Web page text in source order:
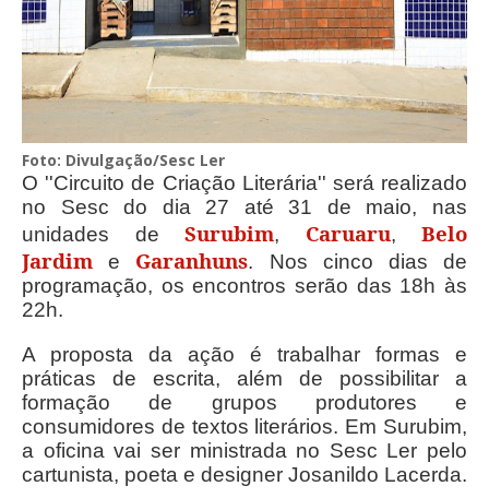
Foto: Divulgação/Sesc Ler
O ''Circuito de Criação Literária'' será realizado
no Sesc do dia 27 até 31 de maio, nas
unidades de Surubim, Caruaru, Belo
Jardim e Garanhuns. Nos cinco dias de
programação, os encontros serão das 18h às
22h.
A proposta da ação é trabalhar formas e
práticas de escrita, além de possibilitar a
formação de grupos produtores e
consumidores de textos literários. Em Surubim,
a oficina vai ser ministrada no Sesc Ler pelo
cartunista, poeta e designer Josanildo Lacerda.